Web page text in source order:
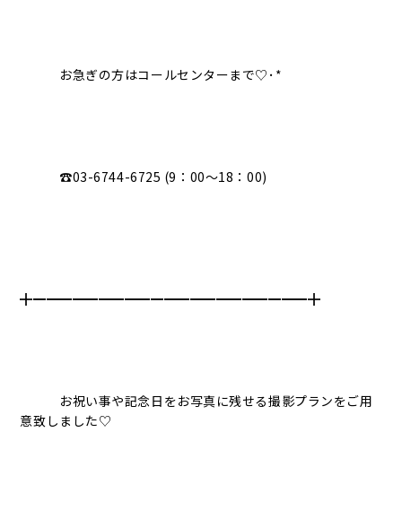
お急ぎの方はコールセンターまで♡･*
☎︎03-6744-6725 (9：00～18：00)︎
╋━━━━━━━━━━━━━━━━━━━━━╋
お祝い事や記念日をお写真に残せる撮影プランをご用
意致しました♡